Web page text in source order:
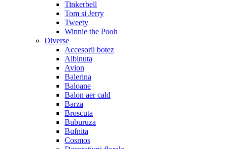
Tinkerbell
Tom si Jerry
Tweety
Winnie the Pooh
Diverse
Accesorii botez
Albinuta
Avion
Balerina
Baloane
Balon aer cald
Barza
Broscuta
Buburuza
Bufnita
Cosmos